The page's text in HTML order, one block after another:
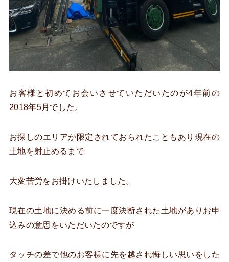
お客様と初めてお会いさせていただいたのが4年前の
2018年5月でした。
お探しのエリアが限定されておられたこともあり現在の
土地を射止めるまで
大変苦労をお掛けいたしました。
現在の土地に決める前に一度決断された土地がありお申
込みの意思をいただいたのですが
タッチの差で他のお客様に先を越され悔しい思いをした